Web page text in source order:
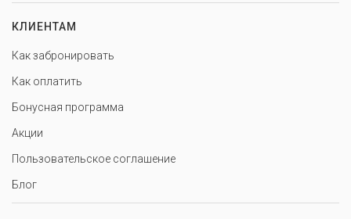
КЛИЕНТАМ
Как забронировать
Как оплатить
Бонусная программа
Акции
Пользовательское соглашение
Блог